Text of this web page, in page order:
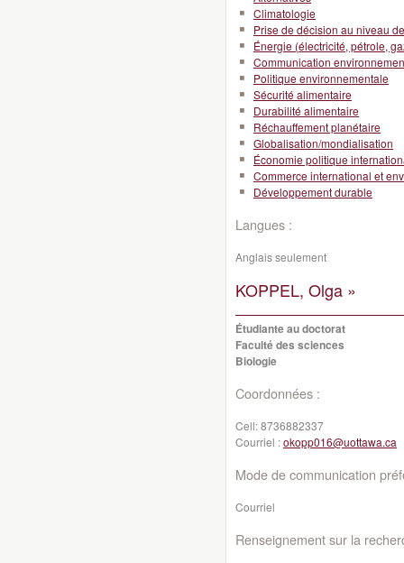
Climatologie
Prise de décision au niveau
Énergie (électricité, pétrole,
Communication
Politique environnementale
Sécurité alimentaire
Durabilité alimentaire
Réchauffement planétaire
Globalisation/mondialisation
Économie politique
Commerce international et
Développement durable
Langues :
Anglais seulement
KOPPEL, Olga »
Étudiante au doctorat
Faculté des sciences
Biologie
Coordonnées :
Cell:8736882337
Courriel :okopp016@uottawa.ca
Mode de communication
Courriel
Renseignement sur la